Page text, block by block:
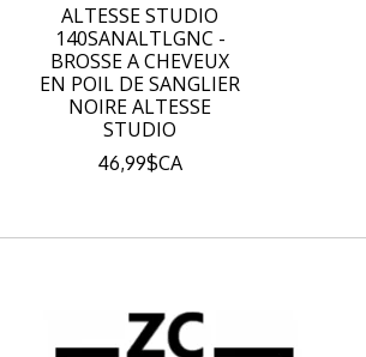
ALTESSE STUDIO
140SANALTLGNC -
BROSSE A CHEVEUX
EN POIL DE SANGLIER
NOIRE ALTESSE
STUDIO
46,99$CA